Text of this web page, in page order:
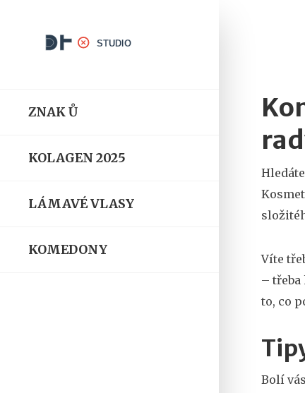
ZNAK Ů
KOLAGEN 2025
LÁMAVÉ VLASY
KOMEDONY
Víte
–
to, co
Bolí